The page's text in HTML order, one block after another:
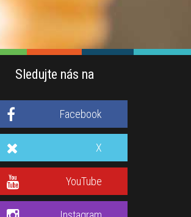
Sledujte nás na
Facebook
X
YouTube